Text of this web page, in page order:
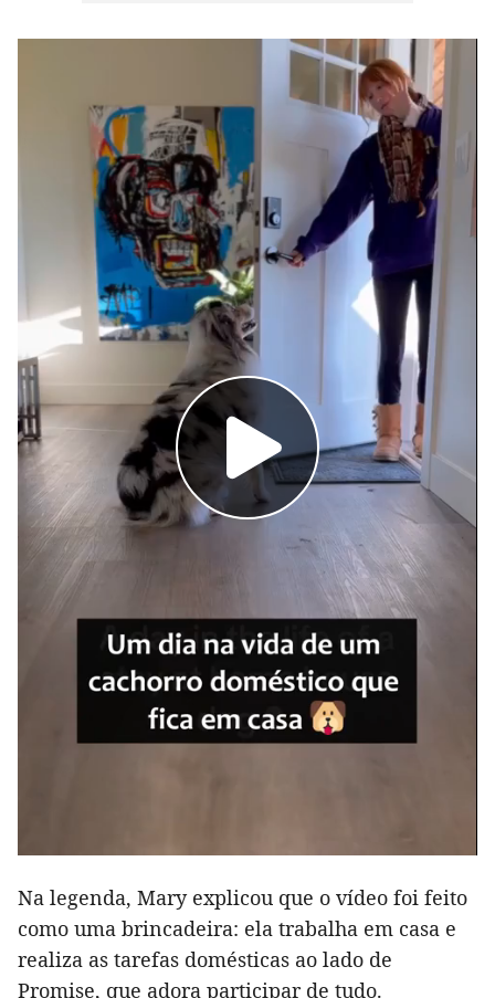
Na legenda, Mary explicou que o vídeo foi feito
como uma brincadeira: ela trabalha em casa e
realiza as tarefas domésticas ao lado de
Promise, que adora participar de tudo.